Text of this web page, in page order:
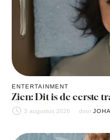
ENTERTAINMENT
Zien: Dit is de eerste
3 augustus 2026 door